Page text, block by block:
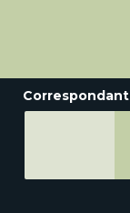
Correspondant